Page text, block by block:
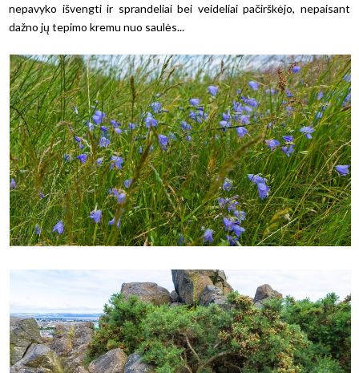
nepavyko išvengti ir sprandeliai bei veideliai pačirškėjo, nepaisant
dažno jų tepimo kremu nuo saulės...